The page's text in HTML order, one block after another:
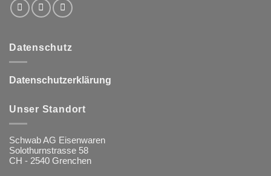
Datenschutz
Datenschutzerklärung
Unser Standort
Schwab AG Eisenwaren
Solothurnstrasse 58
CH - 2540 Grenchen